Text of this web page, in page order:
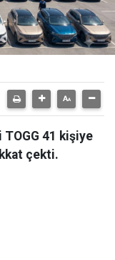
41 kişiye
çekti.